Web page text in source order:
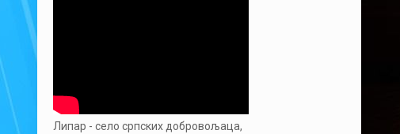
Липар - село српских добровољаца,